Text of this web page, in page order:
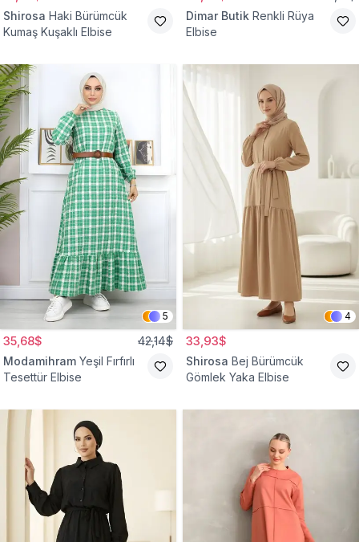
Shirosa Haki Bürümcük
Kumaş Kuşaklı Elbise
Dimar Butik Renkli Rüya
Elbise
5
35,68$ 42,14$
Modamihram Yeşil Fırfırlı
Tesettür Elbise
4
33,93$
Shirosa Bej Bürümcük
Gömlek Yaka Elbise